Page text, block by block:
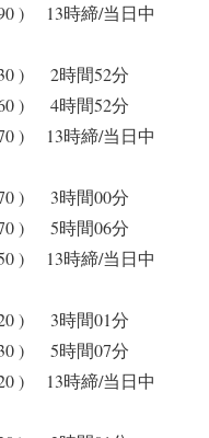
) 13時締/当日中
) 2時間52分
) 4時間52分
) 13時締/当日中
) 3時間00分
) 5時間06分
) 13時締/当日中
) 3時間01分
) 5時間07分
) 13時締/当日中